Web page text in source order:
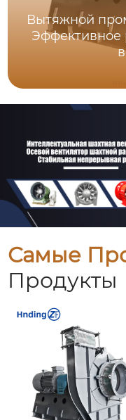
Вытяжной
Самые
Продукты